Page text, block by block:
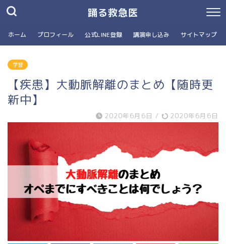
踊る救急医
ホーム プロフィール 公式LINE登録 講演申し込み サイトマップ
学習
【疾患】大動脈解離のまとめ【随時更
新中】
2020年6月6日 / 2020年6月6日